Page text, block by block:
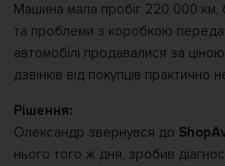
Машина мала пробіг 220 000 км,
та проблеми з коробкою
автомобілі продавалися за ціною
дзвінків від покупців практично
Рішення:
Олександр звернувся до
нього того ж дня, зробив